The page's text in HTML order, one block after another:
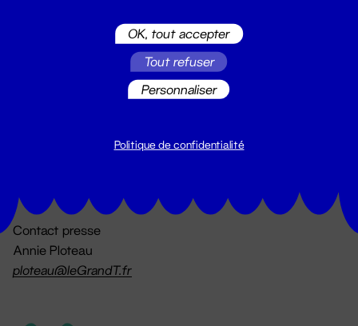
billetterie@leGrandT.fr
Du lundi au vendredi 14h → 18h
Contact presse
Annie Ploteau
ploteau@leGrandT.fr
OK, tout accepter
Tout refuser
Personnaliser
Politique de confidentialité